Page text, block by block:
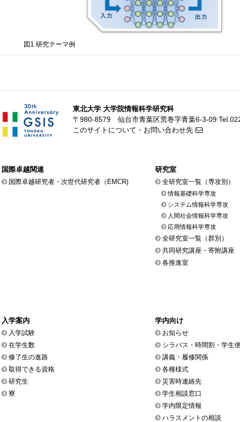
研究テーマ例
東北大学 大学院情報科学研究科
〒980-8579 仙台市青葉区荒巻字青葉6-3-09
このサイトについて・お問い合わせ先
国際卓越関連
国際卓越研究者・次世代研究者（EMCR)
研究室
全研究室一覧（専攻別）
情報基礎科学専攻
システム情報科学専攻
人間社会情報科学専攻
応用情報科学専攻
全研究室一覧（群別）
共同研究講座・寄附講座
各推進室
入学案内
入学試験
在学生数
修了生の進路
取得できる資格
研究生
寮
学内向け
お知らせ
シラバス・時間割・学生
講義・履修関係
各種様式
災害時連絡先
学生相談窓口
学内限定情報
ハラスメントの相談